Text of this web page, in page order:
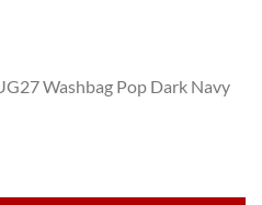
Washbag Pop Dark Navy